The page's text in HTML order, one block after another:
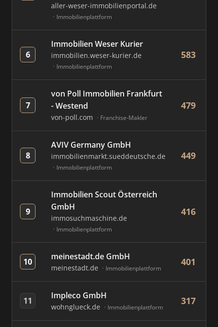
aller-weser-immobilienportal.de
Immobilienplattform
6
Immobilien Weser Kurier
immobilien.weser-kurier.de
Immobilienplattform
583
7
von Poll Immobilien Frankfurt
- Westend
von-poll.com Franchise-Makler
479
8
AVIV Germany GmbH
immobilienmarkt.sueddeutsche.de
Immobilienplattform
449
9
Immobilien Scout Österreich
GmbH
immosuchmaschine.de
Immobilienplattform
416
10 meinestadt.de GmbH
meinestadt.de Immobilienplattform
401
11 Impleco GmbH
wohnglueck.de Immobilienplattform
317